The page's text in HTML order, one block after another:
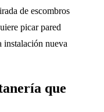
de escombros
picar pared
instalación nueva
que